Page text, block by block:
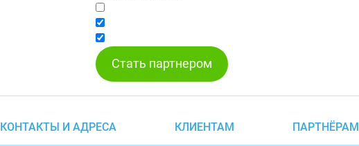
Стать партнером
КОНТАКТЫ И АДРЕСА КЛИЕНТАМ ПАРТНЁРАМ